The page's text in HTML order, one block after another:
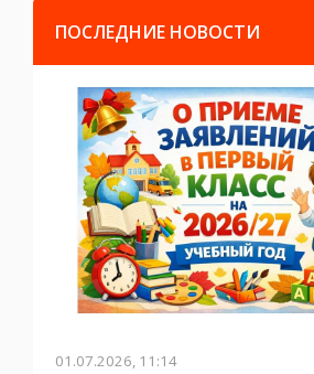
ПОСЛЕДНИЕ НОВОСТИ
27.05.2026, 10:45